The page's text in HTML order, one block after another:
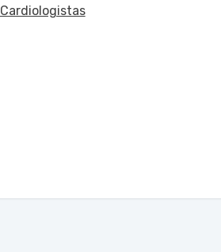
Cardiologistas